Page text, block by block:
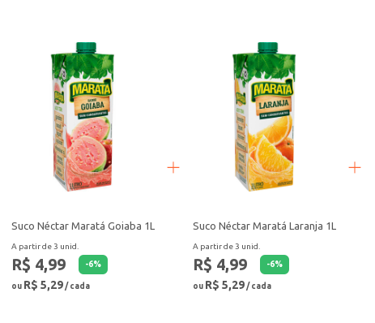
Suco Néctar Maratá Goiaba 1L
A partir de 3 unid.
R$ 4,99 -6%
ou R$ 5,29 / cada
Suco Néctar Maratá Laranja 1L
A partir de 3 unid.
R$ 4,99 -6%
ou R$ 5,29 / cada